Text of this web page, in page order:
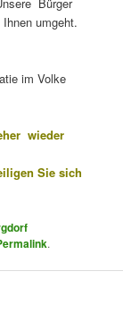
umgeht.
im Volke
wieder
Sie sich
.